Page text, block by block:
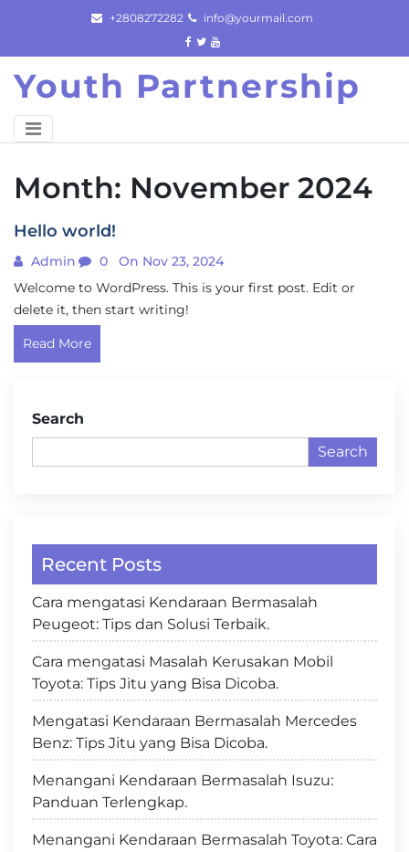
content
+2808272282 info@yourmail.com
Youth Partnership
Month: November 2024
Hello world!
Admin 0
On Nov 23, 2024
Welcome to WordPress. This is your first post. Edit or
delete it, then start writing!
Read More
Search
Search
Recent Posts
Cara mengatasi Kendaraan Bermasalah
Peugeot: Tips dan Solusi Terbaik.
Cara mengatasi Masalah Kerusakan Mobil
Toyota: Tips Jitu yang Bisa Dicoba.
Mengatasi Kendaraan Bermasalah Mercedes
Benz: Tips Jitu yang Bisa Dicoba.
Menangani Kendaraan Bermasalah Isuzu:
Panduan Terlengkap.
Menangani Kendaraan Bermasalah Toyota: Cara